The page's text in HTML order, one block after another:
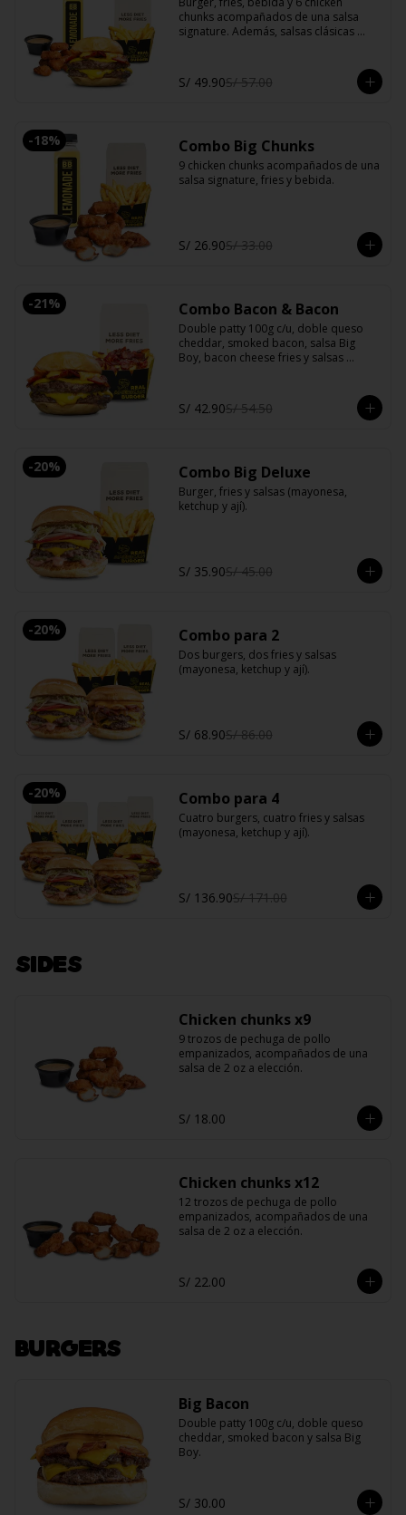
chunks acompañados de una salsa
signature. Además, salsas clásicas
S/ 49.90S/ 57.00
-18% Combo Big Chunks
9 chicken chunks acompañados de una
salsa signature, fries y bebida.
S/ 26.90S/ 33.00
-21% Combo Bacon & Bacon
Double patty 100g c/u, doble queso
cheddar, smoked bacon, salsa Big
Boy, bacon cheese fries y salsas
S/ 42.90S/ 54.50
-20% Combo Big Deluxe
Burger, fries y salsas (mayonesa,
ketchup y ají).
S/ 35.90S/ 45.00
-20% Combo para 2
Dos burgers, dos fries y salsas
(mayonesa, ketchup y ají).
S/ 68.90S/ 86.00
-20% Combo para 4
Cuatro burgers, cuatro fries y salsas
(mayonesa, ketchup y ají).
S/ 136.90S/ 171.00
SIDES
Chicken chunks x9
9 trozos de pechuga de pollo
empanizados, acompañados de una
salsa de 2 oz a elección.
S/ 18.00
Chicken chunks x12
12 trozos de pechuga de pollo
empanizados, acompañados de una
salsa de 2 oz a elección.
S/ 22.00
BURGERS
Big Bacon
Double patty 100g c/u, doble queso
cheddar, smoked bacon y salsa Big
Boy.
S/ 30.00